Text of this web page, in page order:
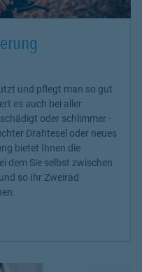
und pflegt man so gut
es auch bei aller
oder schlimmer -
Drahtesel oder neues
bietet Ihnen die
dem Sie selbst zwischen
so Ihr Zweirad
Tab